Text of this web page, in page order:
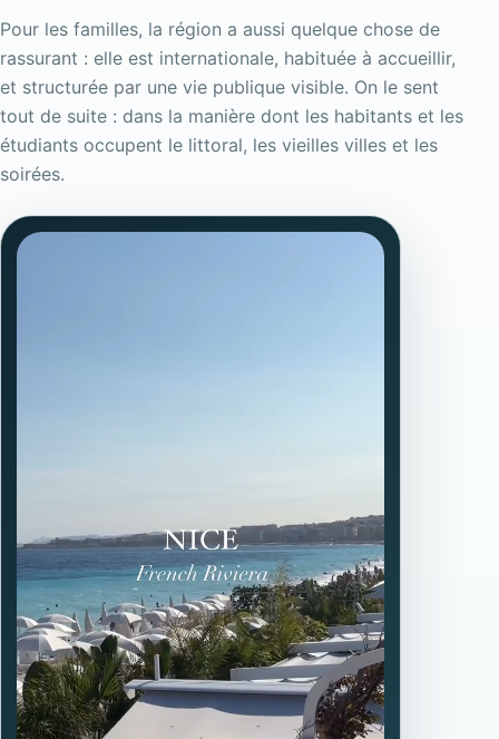
Pour les familles, la région a aussi quelque chose de
rassurant : elle est internationale, habituée à accueillir,
et structurée par une vie publique visible. On le sent
tout de suite : dans la manière dont les habitants et les
étudiants occupent le littoral, les vieilles villes et les
soirées.